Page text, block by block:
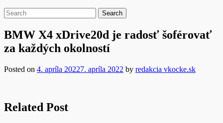
BMW X4 xDrive20d je radosť šoférovať
za každých okolností
Posted on 4. apríla 20227. apríla 2022 by redakcia vkocke.sk
Related Post